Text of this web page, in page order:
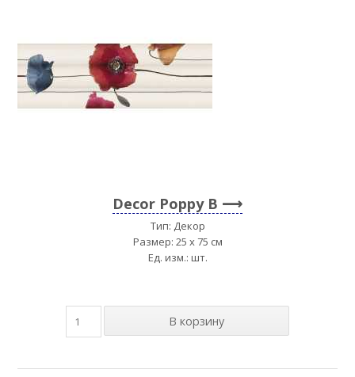
Decor Poppy B
Тип: Декор
Размер: 25 x 75 см
Ед. изм.: шт.